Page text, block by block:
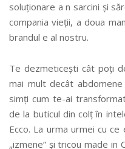
soluționare a n sarcini și
compania vieții, a doua
brandul e al nostru.
Te dezmeticești cât poți
mai mult decât
simți cum te-ai
de la buticul din colț în
Ecco. La urma urmei cu
„izmene” și tricou made in